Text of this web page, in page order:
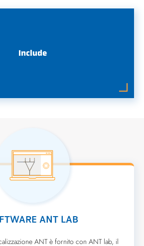
Include
ANT LAB
ANT è fornito con ANT lab, il